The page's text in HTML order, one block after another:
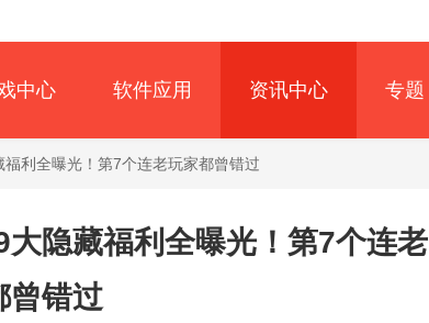
中心 软件应用 资讯中心 专题
利全曝光！第7个连老玩家都曾错过
大隐藏福利全曝光！第7个连老
曾错过